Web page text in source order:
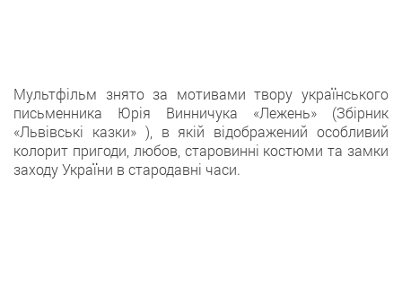
Мультфільм знято за мотивами твору українського
письменника Юрія Винничука «Лежень» (Збірник
«Львівські казки» ), в якій відображений особливий
колорит пригоди, любов, старовинні костюми та замки
заходу України в стародавні часи.